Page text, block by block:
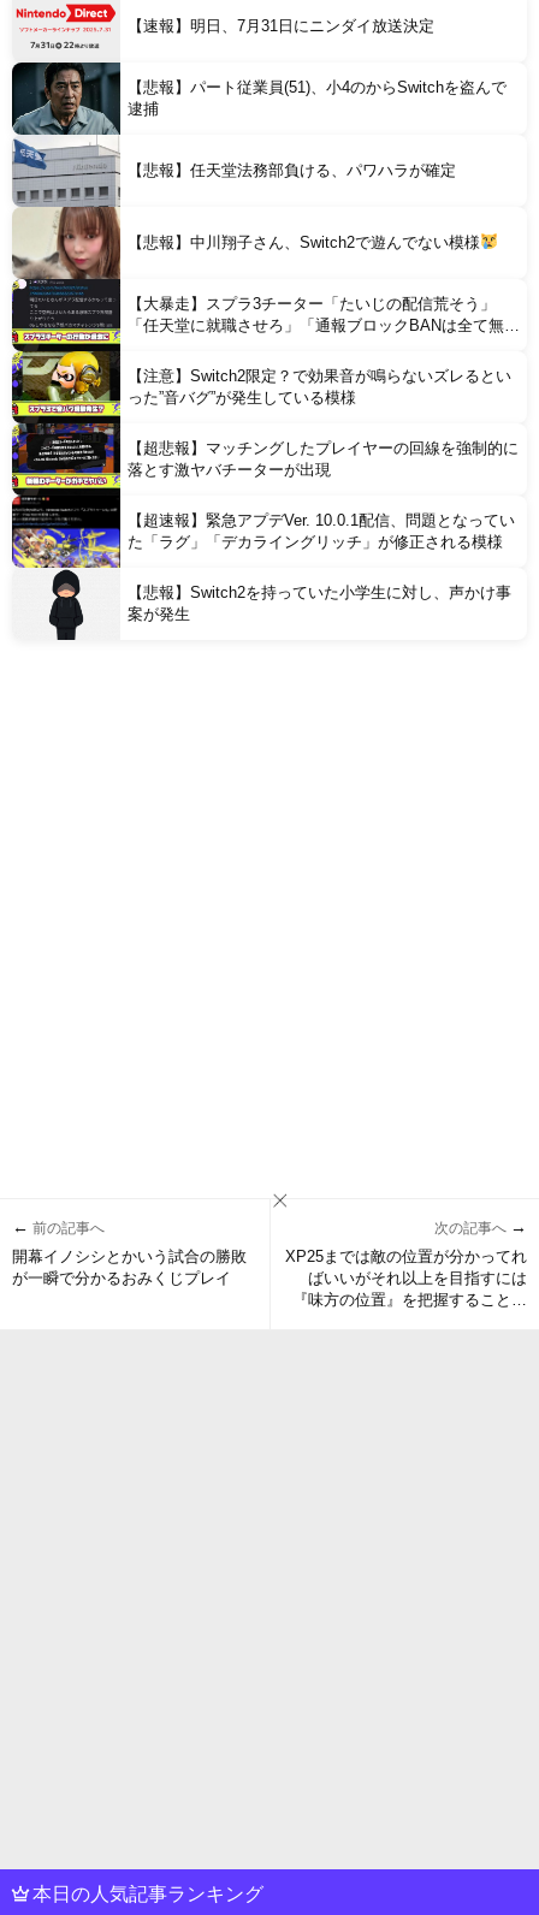
Powered by livedoor 相互RSS
【速報】明日、7月31日にニンダイ放送決定
【悲報】パート従業員(51)、小4のからSwitchを盗んで
逮捕
【悲報】任天堂法務部負ける、パワハラが確定
【悲報】中川翔子さん、Switch2で遊んでない模様
【大暴走】スプラ3チーター「たいじの配信荒そう」
「任天堂に就職させろ」「通報ブロックBANは全て無意
【注意】Switch2限定？で効果音が鳴らないズレるとい
った”音バグ”が発生している模様
【超悲報】マッチングしたプレイヤーの回線を強制的に
落とす激ヤバチーターが出現
【超速報】緊急アプデVer. 10.0.1配信、問題となってい
た「ラグ」「デカライングリッチ」が修正される模様
【悲報】Switch2を持っていた小学生に対し、声かけ事
案が発生
← 前の記事へ
開幕イノシシとかいう試合の勝敗
が一瞬で分かるおみくじプレイ
次の記事へ →
XP25までは敵の位置が分かってれ
ばいいがそれ以上を目指すには
『味方の位置』を把握することが
本日の人気記事ランキング